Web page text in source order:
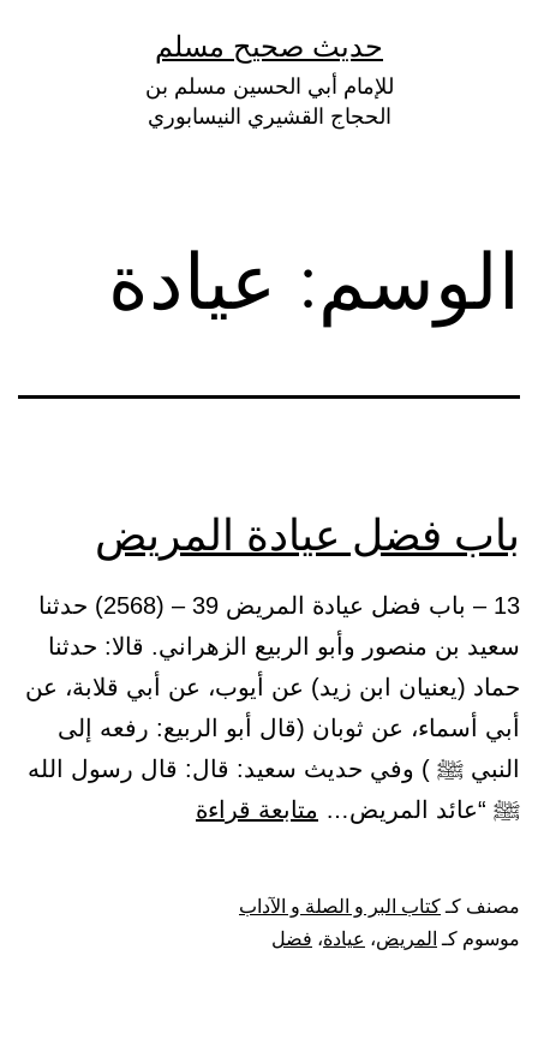
حديث صحيح مسلم
للإمام أبي الحسين مسلم بن
الحجاج القشيري النيسابوري
الوسم: عيادة
باب فضل عيادة المريض
13 – باب فضل عيادة المريض 39 – (2568) حدثنا
سعيد بن منصور وأبو الربيع الزهراني. قالا: حدثنا
حماد (يعنيان ابن زيد) عن أيوب، عن أبي قلابة، عن
أبي أسماء، عن ثوبان (قال أبو الربيع: رفعه إلى
النبي ﷺ ) وفي حديث سعيد: قال: قال رسول الله
ﷺ “عائد المريض… متابعة قراءة
مصنف كـكتاب البر و الصلة و الآداب
موسوم كـ المريض، عيادة، فضل